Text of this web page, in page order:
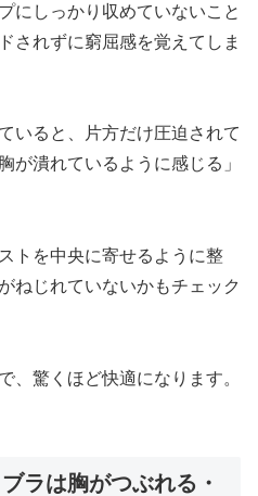
にしっかり収めていないこと
されずに窮屈感を覚えてしま
いると、片方だけ圧迫されて
が潰れているように感じる」
トを中央に寄せるように整
ねじれていないかもチェック
、驚くほど快適になります。
ラは胸がつぶれる・